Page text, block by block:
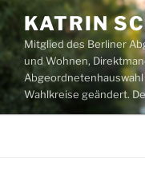
Zum
Inhalt
springen
KATRIN
Mitglied des Berliner
und Wohnen,
Wahlkreise geändert.